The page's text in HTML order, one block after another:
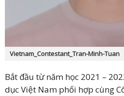
Vietnam_Contestant_Tran-Minh-Tuan
Bắt đầu từ năm học 2021 –
dục Việt Nam phối hợp cùng